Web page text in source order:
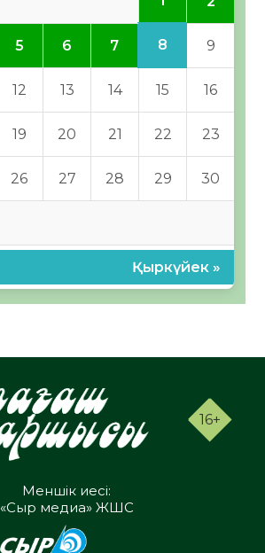
5 6 7 8 9
12 13 14 15 16
19 20 21 22 23
26 27 28 29 30
Қыркүйек »
16+
Меншік иесі:
«Сыр медиа» ЖШС